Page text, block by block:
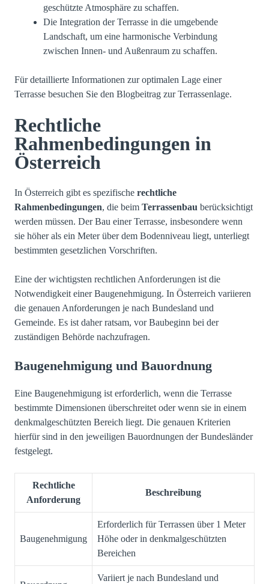
geschützte Atmosphäre zu schaffen.
Die Integration der Terrasse in die umgebende
Landschaft, um eine harmonische Verbindung
zwischen Innen- und Außenraum zu schaffen.
Für detaillierte Informationen zur optimalen Lage einer
Terrasse besuchen Sie den Blogbeitrag zur Terrassenlage.
Rechtliche
Rahmenbedingungen in
Österreich
In Österreich gibt es spezifische rechtliche
Rahmenbedingungen, die beim Terrassenbau berücksichtigt
werden müssen. Der Bau einer Terrasse, insbesondere wenn
sie höher als ein Meter über dem Bodenniveau liegt, unterliegt
bestimmten gesetzlichen Vorschriften.
Eine der wichtigsten rechtlichen Anforderungen ist die
Notwendigkeit einer Baugenehmigung. In Österreich variieren
die genauen Anforderungen je nach Bundesland und
Gemeinde. Es ist daher ratsam, vor Baubeginn bei der
zuständigen Behörde nachzufragen.
Baugenehmigung und Bauordnung
Eine Baugenehmigung ist erforderlich, wenn die Terrasse
bestimmte Dimensionen überschreitet oder wenn sie in einem
denkmalgeschützten Bereich liegt. Die genauen Kriterien
hierfür sind in den jeweiligen Bauordnungen der Bundesländer
festgelegt.
Rechtliche
Anforderung
Beschreibung
Baugenehmigung
Erforderlich für Terrassen über 1 Meter
Höhe oder in denkmalgeschützten
Bereichen
Variiert je nach Bundesland und